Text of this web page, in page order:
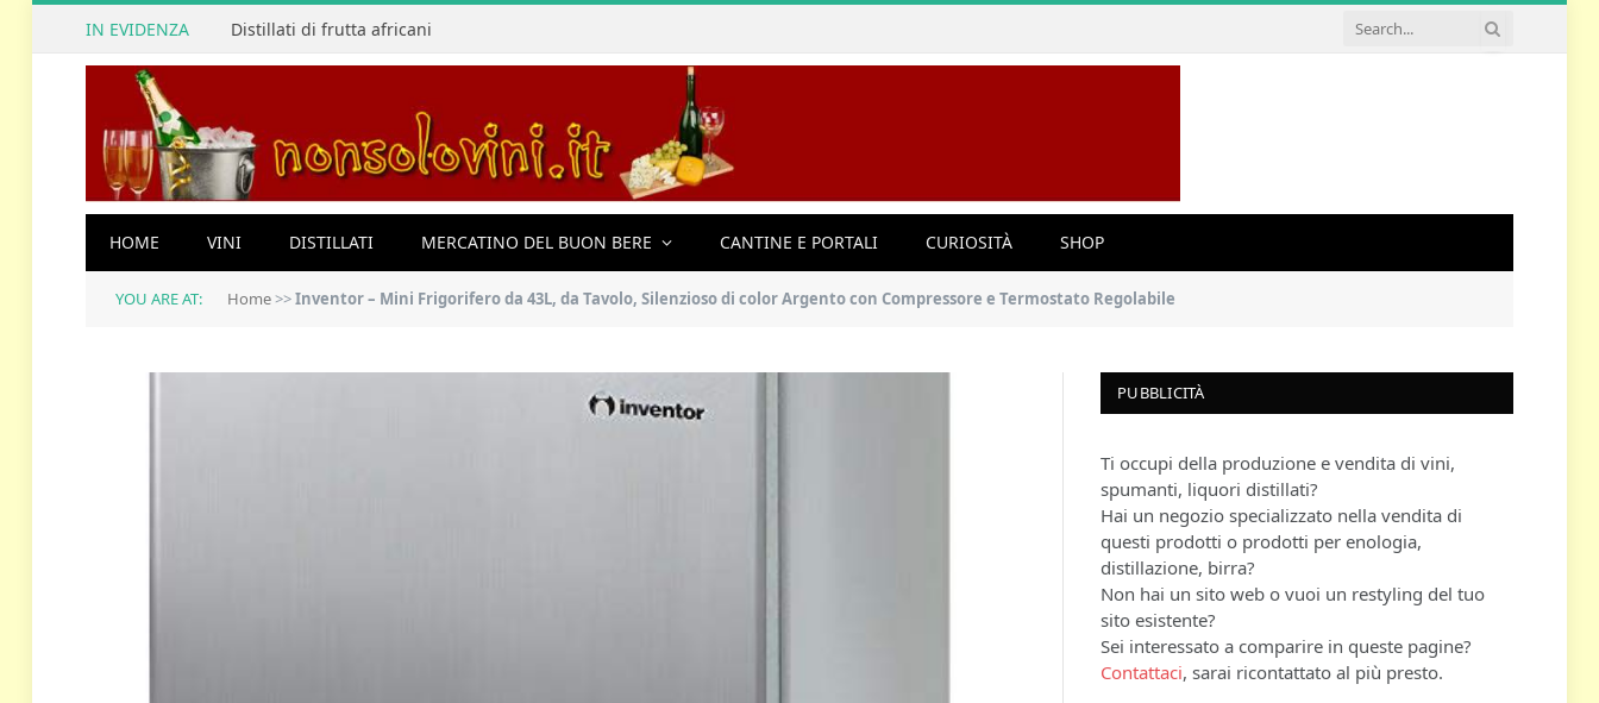
IN EVIDENZA Distillati di frutta africani
HOME VINI DISTILLATI MERCATINO DEL BUON BERE CANTINE E PORTALI CURIOSITÀ SHOP
YOU ARE AT: Home>>Inventor – Mini Frigorifero da 43L, da Tavolo, Silenzioso di color Argento con Compressore e Termostato Regolabile
PUBBLICITÀ
Ti occupi della produzione e vendita di vini,
spumanti, liquori distillati?
Hai un negozio specializzato nella vendita di
questi prodotti o prodotti per enologia,
distillazione, birra?
Non hai un sito web o vuoi un restyling del tuo
sito esistente?
Sei interessato a comparire in queste pagine?
Contattaci, sarai ricontattato al più presto.